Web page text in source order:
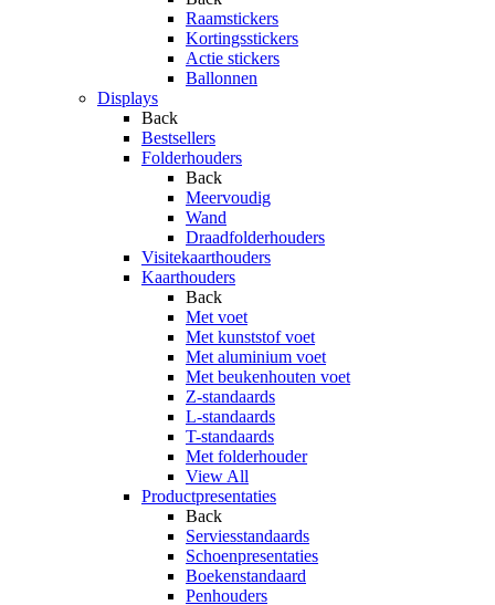
Raamstickers
Kortingsstickers
Actie stickers
Ballonnen
Displays
Back
Bestsellers
Folderhouders
Back
Meervoudig
Wand
Draadfolderhouders
Visitekaarthouders
Kaarthouders
Back
Met voet
Met kunststof voet
Met aluminium voet
Met beukenhouten voet
Z-standaards
L-standaards
T-standaards
Met folderhouder
View All
Productpresentaties
Back
Serviesstandaards
Schoenpresentaties
Boekenstandaard
Penhouders